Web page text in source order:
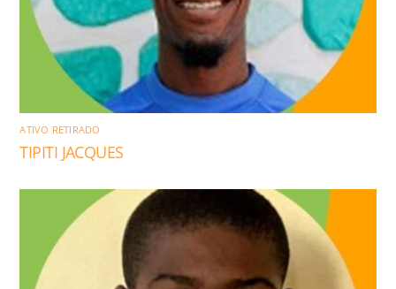
ATIVO RETIRADO
TIPITI JACQUES